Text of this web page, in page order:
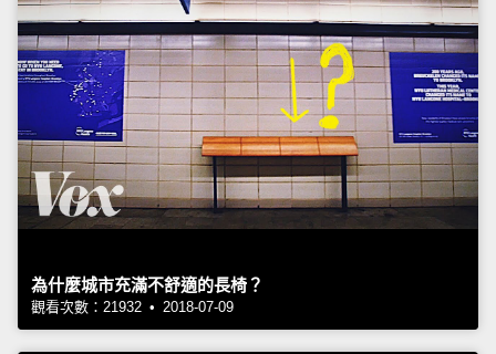
為什麼城市充滿不舒適的長椅？
觀看次數：21932 • 2018-07-09